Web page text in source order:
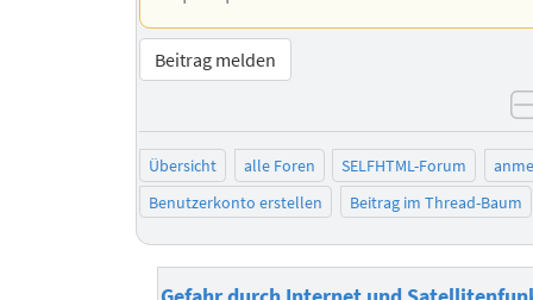
Beitrag melden
Übersicht alle Foren SELFHTML-Forum
Benutzerkonto erstellen
Beitrag im Thread-Baum